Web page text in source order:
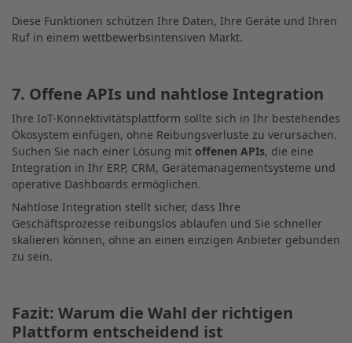
Diese Funktionen schützen Ihre Daten, Ihre Geräte und Ihren
Ruf in einem wettbewerbsintensiven Markt.
7. Offene APIs und nahtlose Integration
Ihre IoT-Konnektivitätsplattform sollte sich in Ihr bestehendes
Ökosystem einfügen, ohne Reibungsverluste zu verursachen.
Suchen Sie nach einer Lösung mit offenen APIs, die eine
Integration in Ihr ERP, CRM, Gerätemanagementsysteme und
operative Dashboards ermöglichen.
Nahtlose Integration stellt sicher, dass Ihre
Geschäftsprozesse reibungslos ablaufen und Sie schneller
skalieren können, ohne an einen einzigen Anbieter gebunden
zu sein.
Fazit: Warum die Wahl der richtigen
Plattform entscheidend ist